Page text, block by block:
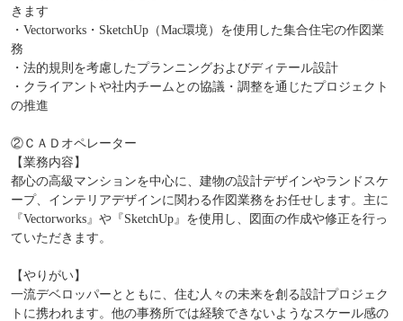
きます
・Vectorworks・SketchUp（Mac環境）を使用した集合住宅の作図業
務
・法的規則を考慮したプランニングおよびディテール設計
・クライアントや社内チームとの協議・調整を通じたプロジェクト
の推進
②ＣＡＤオペレーター
【業務内容】
都心の高級マンションを中心に、建物の設計デザインやランドスケ
ープ、インテリアデザインに関わる作図業務をお任せします。主に
『Vectorworks』や『SketchUp』を使用し、図面の作成や修正を行っ
ていただきます。
【やりがい】
一流デベロッパーとともに、住む人々の未来を創る設計プロジェク
トに携われます。他の事務所では経験できないようなスケール感の